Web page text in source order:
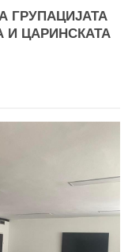
ГРУПАЦИЈАТА
И ЦАРИНСКАТА